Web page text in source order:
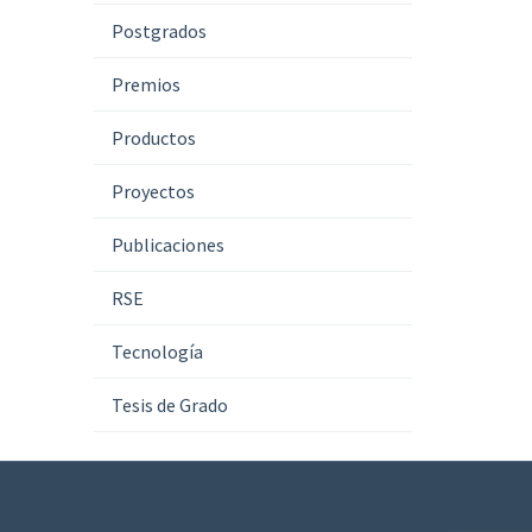
Postgrados
Premios
Productos
Proyectos
Publicaciones
RSE
Tecnología
Tesis de Grado